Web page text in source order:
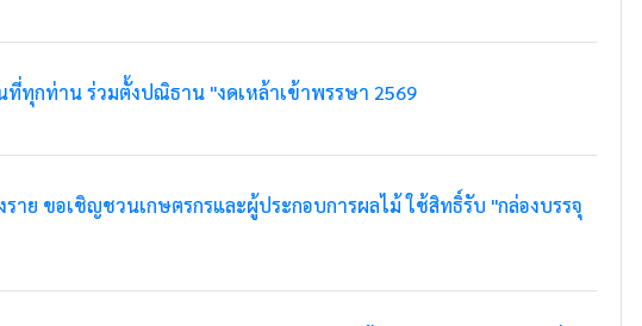
กท่าน ร่วมตั้งปณิธาน "งดเหล้าเข้าพรรษา 2569
ขอเชิญชวนเกษตรกรและผู้ประกอบการผลไม้ ใช้สิทธิ์รับ "กล่องบรรจุ